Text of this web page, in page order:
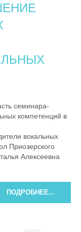
семинара-
компетенций в
вокальных
Приозерского
Алексеевна
ПОДРОБНЕЕ...